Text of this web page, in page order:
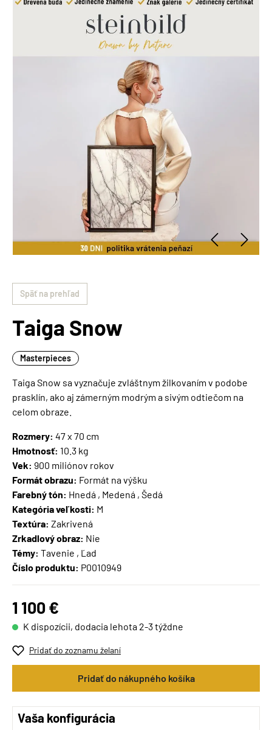
Späť na prehľad
Taiga Snow
Masterpieces
Taiga Snow sa vyznačuje zvláštnym žilkovaním v podobe
prasklín, ako aj zámerným modrým a sivým odtiečom na
celom obraze.
Rozmery: 47 x 70 cm
Hmotnosť: 10.3 kg
Vek: 900 miliónov rokov
Formát obrazu: Formát na výšku
Farebný tón: Hnedá , Medená , Šedá
Kategória veľkosti: M
Textúra: Zakrivená
Zrkadlový obraz: Nie
Témy: Tavenie , Ľad
Číslo produktu: P0010949
1 100 €
K dispozícii, dodacia lehota 2-3 týždne
Pridať do zoznamu želaní
Pridať do nákupného košíka
Vaša konfigurácia